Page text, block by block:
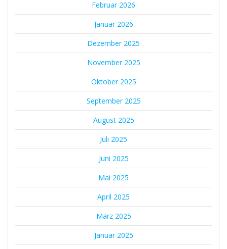
Februar 2026
Januar 2026
Dezember 2025
November 2025
Oktober 2025
September 2025
August 2025
Juli 2025
Juni 2025
Mai 2025
April 2025
März 2025
Januar 2025